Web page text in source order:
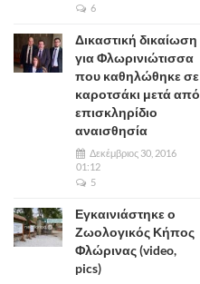
6
Δικαστική δικαίωση
για Φλωρινιώτισσα
που καθηλώθηκε σε
καροτσάκι μετά από
επισκληρίδιο
αναισθησία
Δεκέμβριος 30, 2016
01:12
5
Εγκαινιάστηκε ο
Ζωολογικός Κήπος
Φλώρινας (video,
pics)